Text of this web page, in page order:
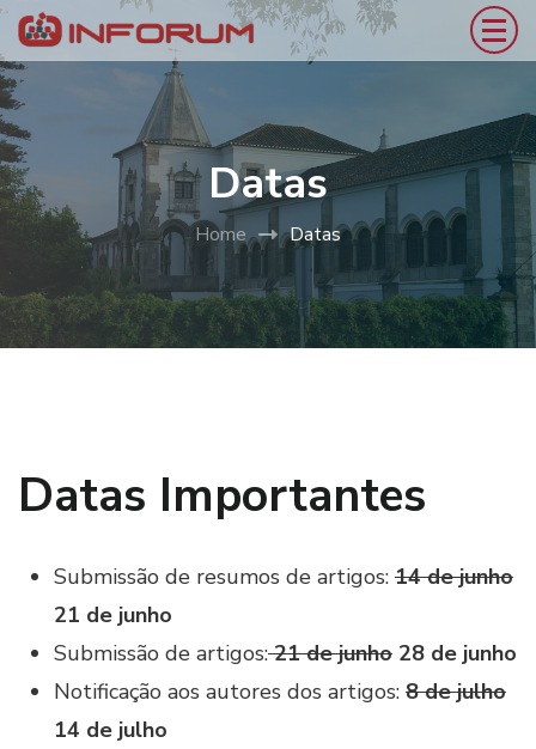
Datas
Home Datas
Datas Importantes
Submissão de resumos de artigos: 14 de junho
21 de junho
Submissão de artigos: 21 de junho 28 de junho
Notificação aos autores dos artigos: 8 de julho
14 de julho